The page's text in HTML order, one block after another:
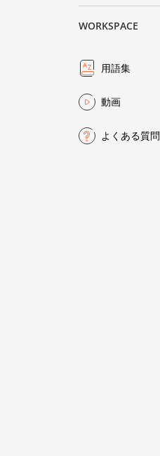
WORKSPACE
用語集
動画
よくある質問